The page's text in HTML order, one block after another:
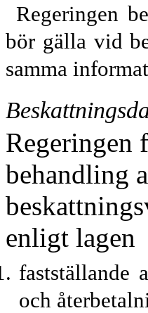
Regeringen
bör gälla vid
samma
Regeringen
behandling
enligt lagen
fastställande
och